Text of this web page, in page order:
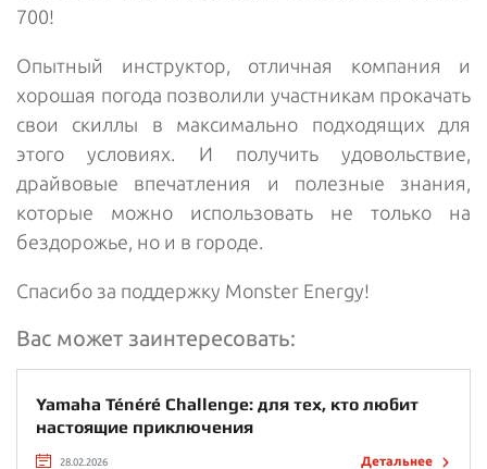
700!
Опытный инструктор, отличная компания и
хорошая погода позволили участникам прокачать
свои скиллы в максимально подходящих для
этого условиях. И получить удовольствие,
драйвовые впечатления и полезные знания,
которые можно использовать не только на
бездорожье, но и в городе.
Спасибо за поддержку Monster Energy!
Вас может заинтересовать:
Yamaha Ténéré Challenge: для тех, кто любит
настоящие приключения
28.02.2026 Детальнее